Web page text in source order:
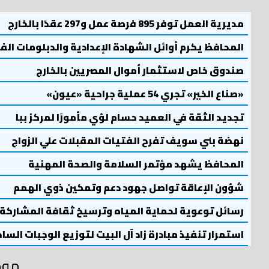
مديرية العمل توفر 895 فرصة عمل و297 عقدًا بالخارج
المحافظ يكرم أوائل الشهادة الإعدادية والدبلومات
صندوق خاص لاستثمار أموال المصريين بالخارج
«صناع الخير» تجري 54 عملية جراحية «عيون»
تجديد الثقة في العميد حسام لؤي مأمورًا لمركز ببا
نهضة بني سويف تفرح الفتيات المقبلات علي الزواج
المحافظ يشهد مؤتمر السلامة والصحة المهنية
شؤون الإعاقة تواصل جهود دعم وتمكين ذوي الهمم
رسائل توعوية لحماية المياه وترسيخ ثقافة المشاركة
استمرار تنفيذ مبادرة زاد آل البيت لتوزيع الوجبات